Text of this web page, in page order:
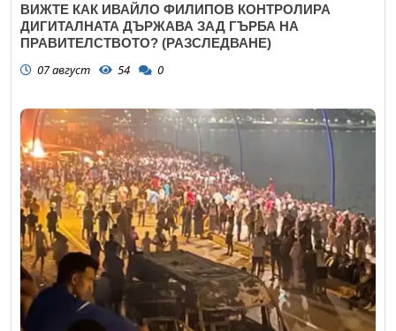
ВИЖТЕ КАК ИВАЙЛО ФИЛИПОВ КОНТРОЛИРА
ДИГИТАЛНАТА ДЪРЖАВА ЗАД ГЪРБА НА
ПРАВИТЕЛСТВОТО? (РАЗСЛЕДВАНЕ)
07 август 54 0